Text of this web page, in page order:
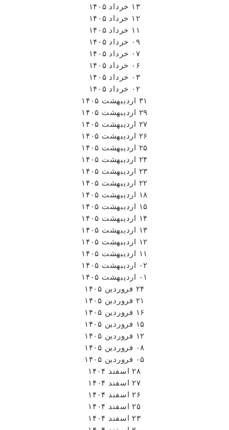
۱۳ خرداد ۱۴۰۵
۱۲ خرداد ۱۴۰۵
۱۱ خرداد ۱۴۰۵
۰۹ خرداد ۱۴۰۵
۰۷ خرداد ۱۴۰۵
۰۶ خرداد ۱۴۰۵
۰۳ خرداد ۱۴۰۵
۰۲ خرداد ۱۴۰۵
۳۱ اردیبهشت ۱۴۰۵
۲۹ اردیبهشت ۱۴۰۵
۲۷ اردیبهشت ۱۴۰۵
۲۶ اردیبهشت ۱۴۰۵
۲۵ اردیبهشت ۱۴۰۵
۲۴ اردیبهشت ۱۴۰۵
۲۳ اردیبهشت ۱۴۰۵
۲۲ اردیبهشت ۱۴۰۵
۱۸ اردیبهشت ۱۴۰۵
۱۵ اردیبهشت ۱۴۰۵
۱۴ اردیبهشت ۱۴۰۵
۱۳ اردیبهشت ۱۴۰۵
۱۲ اردیبهشت ۱۴۰۵
۱۱ اردیبهشت ۱۴۰۵
۰۲ اردیبهشت ۱۴۰۵
۰۱ اردیبهشت ۱۴۰۵
۲۴ فروردین ۱۴۰۵
۲۱ فروردین ۱۴۰۵
۱۶ فروردین ۱۴۰۵
۱۵ فروردین ۱۴۰۵
۱۲ فروردین ۱۴۰۵
۰۸ فروردین ۱۴۰۵
۰۵ فروردین ۱۴۰۵
۲۸ اسفند ۱۴۰۴
۲۷ اسفند ۱۴۰۴
۲۶ اسفند ۱۴۰۴
۲۵ اسفند ۱۴۰۴
۲۳ اسفند ۱۴۰۴